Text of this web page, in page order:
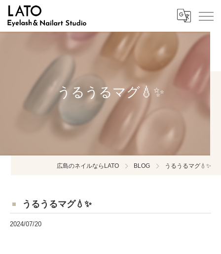
うるうるマグ💧✨
広島のネイルならLATO BLOG うるうるマグ💧✨
うるうるマグ💧✨
2024/07/20